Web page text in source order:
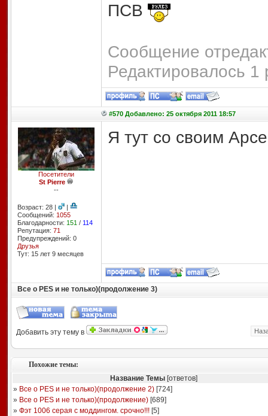
ПСВ
Сообщение
Редактировалось 1
#570 Добавлено: 25 октября 2011 18:57
Посетители
St Pierre
--
Возраст: 28 |
|
Сообщений: 1055
Благодарности: 151 / 114
Репутация: 71
Предупреждений: 0
Друзья
Тут: 15 лет 9 месяцев
Я тут со своим
Все о PES и не только)(продолжение 3)
Добавить эту тему в
Похожие темы:
Название Темы[ответов]
» Все о PES и не только)(продолжение 2)[724]
» Все о PES и не только)(продолжение)[689]
» Фэт 1006 серая с моддингом. срочно!!![5]